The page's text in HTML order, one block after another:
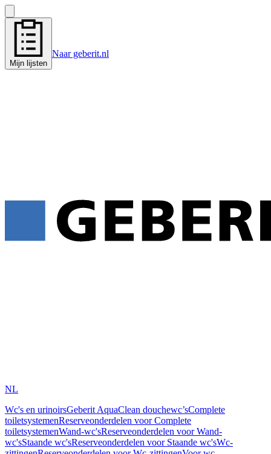
Mijn lijsten
Naar geberit.nl
NL
Wc's en urinoirsGeberit AquaClean douchewc’sComplete
toiletsystemenReserveonderdelen voor Complete
toiletsystemenWand-wc'sReserveonderdelen voor Wand-
wc'sStaande wc'sReserveonderdelen voor Staande wc'sWc-